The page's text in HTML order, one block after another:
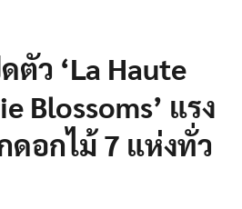
ตัว ‘La Haute
Blossoms’ แรง
ดอกไม้ 7 แห่งทั่ว